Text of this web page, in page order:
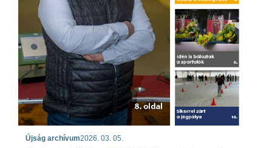
Újság archívum2026. 03. 05.